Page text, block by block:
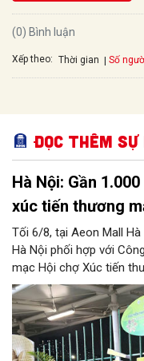
(0) Bình luận
Xếp theo: Thời gian Số
Đọc thêm
Hà Nội: Gần
xúc tiến thương
Tối 6/8, tại Aeon Mall
Hà Nội phối hợp với
mạc Hội chợ Xúc tiến
OCOP Hà Nội (HaNoi